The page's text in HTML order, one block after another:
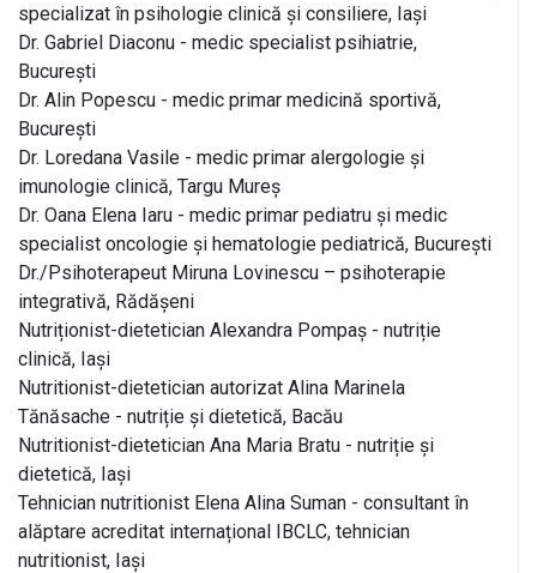
specializat în psihologie clinică și consiliere, Iași
Dr. Gabriel Diaconu - medic specialist psihiatrie,
București
Dr. Alin Popescu - medic primar medicină sportivă,
București
Dr. Loredana Vasile - medic primar alergologie și
imunologie clinică, Targu Mureș
Dr. Oana Elena Iaru - medic primar pediatru și medic
specialist oncologie și hematologie pediatrică, București
Dr./Psihoterapeut Miruna Lovinescu – psihoterapie
integrativă, Rădășeni
Nutriționist-dietetician Alexandra Pompaș - nutriție
clinică, Iași
Nutritionist-dietetician autorizat Alina Marinela
Tănăsache - nutriție și dietetică, Bacău
Nutritionist-dietetician Ana Maria Bratu - nutriție și
dietetică, Iași
Tehnician nutritionist Elena Alina Suman - consultant în
alăptare acreditat internațional IBCLC, tehnician
nutritionist, Iași